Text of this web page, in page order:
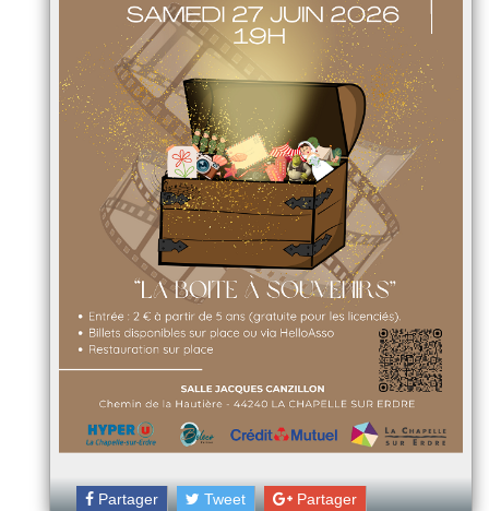
Partager Tweet Partager